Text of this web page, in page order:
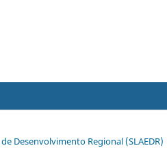
Desenvolvimento Regional (SLAEDR)